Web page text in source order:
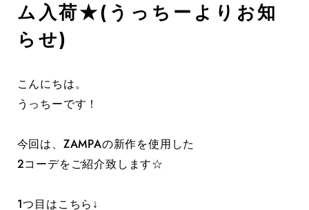
ム入荷★(うっちーよりお知
らせ)
こんにちは。
うっちーです！
今回は、ZAMPAの新作を使用した
2コーデをご紹介致します☆
1つ目はこちら↓